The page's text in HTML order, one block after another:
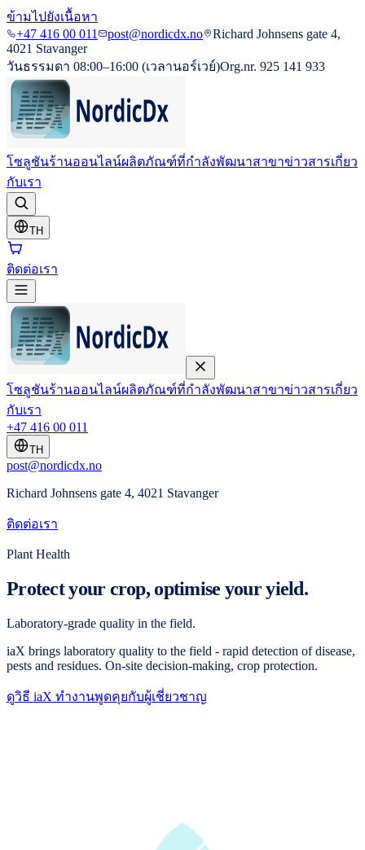
ข้ามไปยังเนื้อหา
+47 416 00 011
post@nordicdx.no
Richard Johnsens gate 4,
4021 Stavanger
วันธรรมดา 08:00–16:00 (เวลานอร์เวย์)Org.nr. 925 141 933
โซลูชันร้านออนไลน์ผลิตภัณฑ์ที่กำลังพัฒนาสาขาข่าวสารเกี่ยว
กับเรา
TH
ติดต่อเรา
โซลูชันร้านออนไลน์ผลิตภัณฑ์ที่กำลังพัฒนาสาขาข่าวสารเกี่ยว
กับเรา
+47 416 00 011
TH
post@nordicdx.no
Richard Johnsens gate 4, 4021 Stavanger
ติดต่อเรา
Plant Health
Protect your crop, optimise your yield.
Laboratory-grade quality in the field.
iaX brings laboratory quality to the field - rapid detection of disease,
pests and residues. On-site decision-making, crop protection.
ดูวิธี iaX ทำงานพูดคุยกับผู้เชี่ยวชาญ